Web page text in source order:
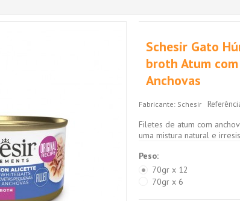
Schesir Gato
broth Atum com
Anchovas
Fabricante: Schesir
Filetes de atum com
uma mistura natural e
Peso:
70gr x 12
70gr x 6